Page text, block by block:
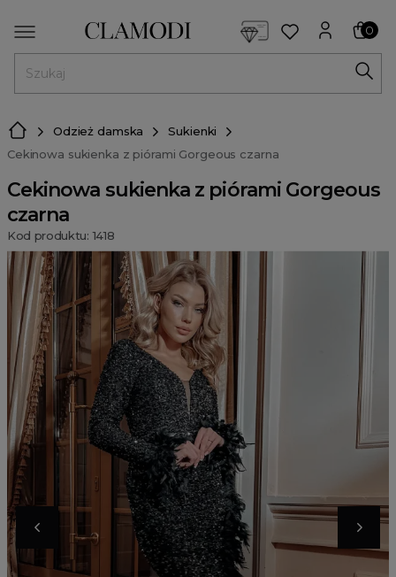
0
Odzież damska
Sukienki
Cekinowa sukienka z piórami Gorgeous czarna
Cekinowa sukienka z piórami Gorgeous
czarna
Kod produktu: 1418